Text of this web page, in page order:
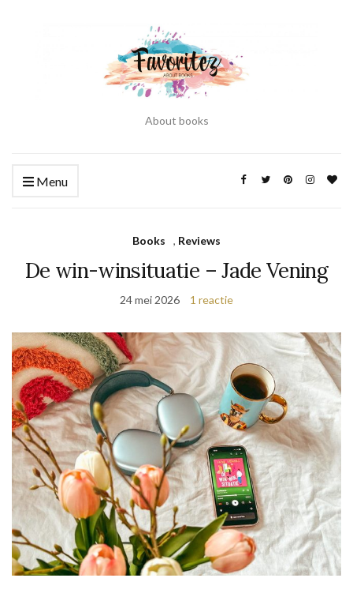
About books
Menu
Books , Reviews
De win-winsituatie – Jade Vening
24 mei 2026 1 reactie